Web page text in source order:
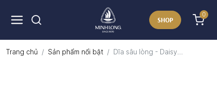
SHOP
0
Trang chủ Sản phẩm nổi bật Dĩa sâu lòng - Daisy...